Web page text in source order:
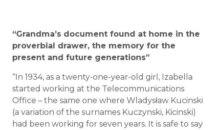
“Grandma’s document found at home in the
proverbial drawer, the memory for the
present and future generations”
“In 1934, as a twenty-one-year-old girl, Izabella
started working at the Telecommunications
Office – the same one where Wladysław Kucinski
(a variation of the surnames Kuczynski, Kicinski)
had been working for seven years. It is safe to say